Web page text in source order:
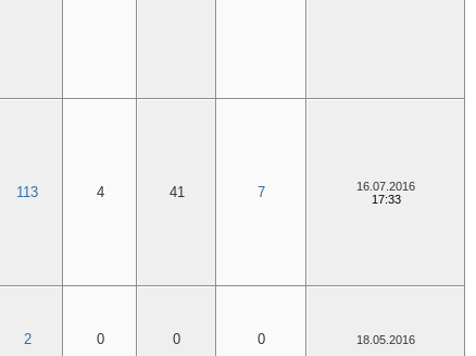
113 4 41 7
16.07.2016
17:33
2
0 0 0 18.05.2016